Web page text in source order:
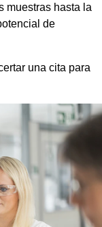
muestras hasta la
de
una cita para